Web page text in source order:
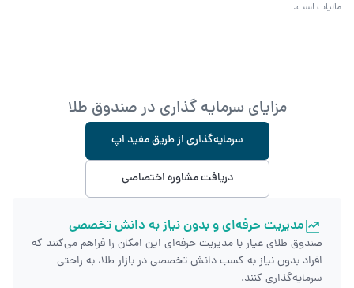
مالیات است.
مزایای سرمایه گذاری در صندوق طلا
سرمایه‌‌گذاری از طریق مفید اپ
دریافت مشاوره اختصاصی
مدیریت حرفه‌ای و بدون نیاز به دانش تخصصی
صندوق طلای عیار با مدیریت حرفه‌ای این امکان را فراهم می‌کنند که
افراد بدون نیاز به کسب دانش تخصصی در بازار طلا، به راحتی
سرمایه‌گذاری کنند.